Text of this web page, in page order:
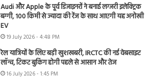
Audi और Apple के पूर्व डिजाइनरों ने बनाई लग्जरी इलेक्ट्रिक
बग्गी, 100 किमी से ज्यादा की रेंज के साथ आएगी यह अनोखी
EV
19 July 2026 - 4:48 PM
रेल यात्रियों के लिए बड़ी खुशखबरी, IRCTC की नई वेबसाइट
लॉन्च, टिकट बुकिंग होगी पहले से आसान और तेज
16 July 2026 - 1:45 PM